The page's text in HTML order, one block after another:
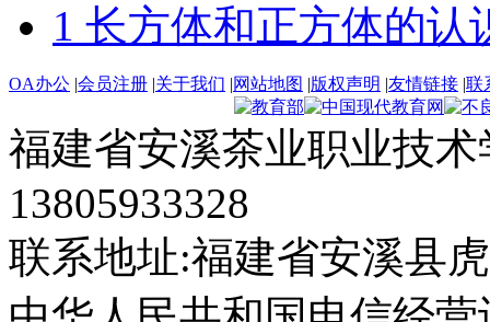
1 长方体和正方体的认
OA办公 |会员注册 |关于我们 |网站地图 |版权声明 |友情链接 |联
福建省安溪茶业职业技
13805933328
联系地址:福建省安溪县